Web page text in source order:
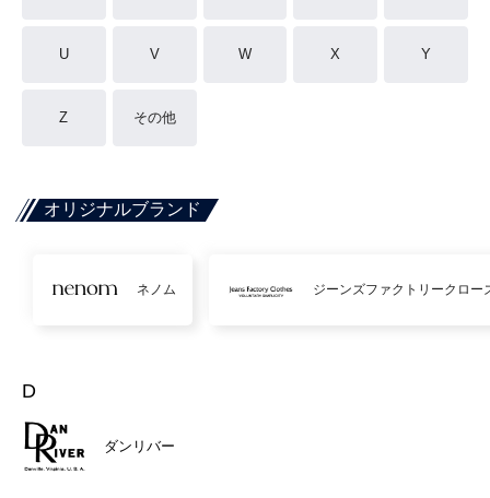
U V W X Y
Z その他
オリジナルブランド
ネノム ジーンズファクトリークロー
D
ダンリバー